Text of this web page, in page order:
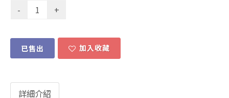
已售出 加入收藏
詳細介紹